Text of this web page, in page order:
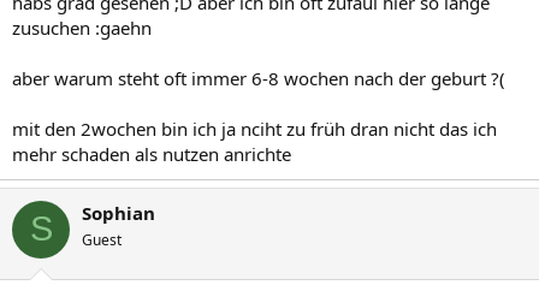
zusuchen :gaehn
aber warum steht oft immer 6-8 wochen nach der geburt ?(
mit den 2wochen bin ich ja nciht zu früh dran nicht das ich
mehr schaden als nutzen anrichte
S Sophian
Guest